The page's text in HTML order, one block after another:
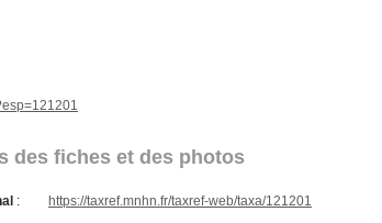
des fiches et des photos
:
https://taxref.mnhn.fr/taxref-web/taxa/121201